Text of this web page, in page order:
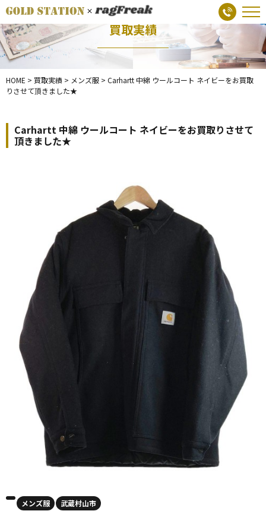
買取実績
HOME > 買取実績 > メンズ服 > Carhartt 中綿 ウールコート ネイビーをお買取
りさせて頂きました★
Carhartt 中綿 ウールコート ネイビーをお買取りさせて
頂きました★
メンズ服 武蔵村山市